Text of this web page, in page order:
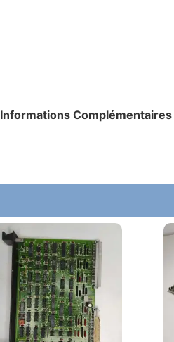
Informations Complémentaires